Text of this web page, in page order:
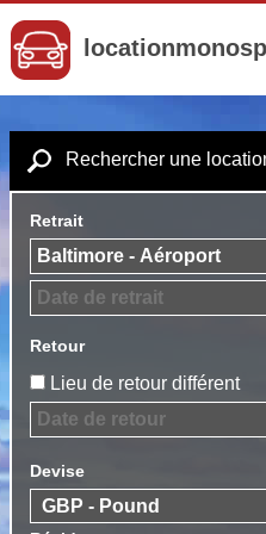
Rechercher une
Retrait
Retour
Lieu de retour différent
Devise